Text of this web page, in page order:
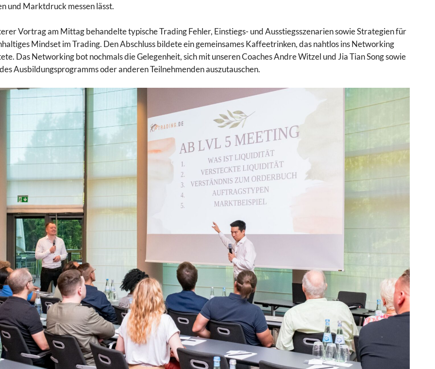
und Marktdruck messen lässt.
Vortrag am Mittag behandelte typische Trading Fehler, Einstiegs- und Ausstiegsszenarien sowie Strategien für
Mindset im Trading. Den Abschluss bildete ein gemeinsames Kaffeetrinken, das nahtlos ins Networking
Das Networking bot nochmals die Gelegenheit, sich mit unseren Coaches Andre Witzel und Jia Tian Song sowie
Ausbildungsprogramms oder anderen Teilnehmenden auszutauschen.